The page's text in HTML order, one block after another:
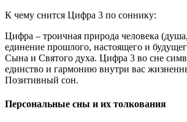
К чему снится Цифра 3 по соннику:
Цифра – троичная природа человека
единение прошлого, настоящего и
Сына и Святого духа. Цифра 3 во сне
единство и гармонию внутри вас
Позитивный сон.
Персональные сны и их толкования